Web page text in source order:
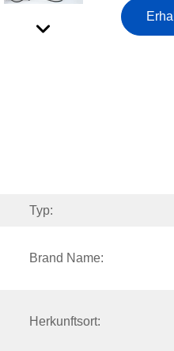
Typ:
Brand Name:
Herkunftsort: